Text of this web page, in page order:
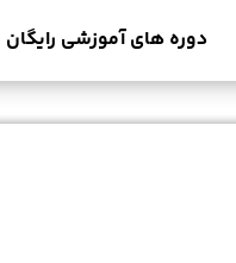
دوره های آموزشی رایگان